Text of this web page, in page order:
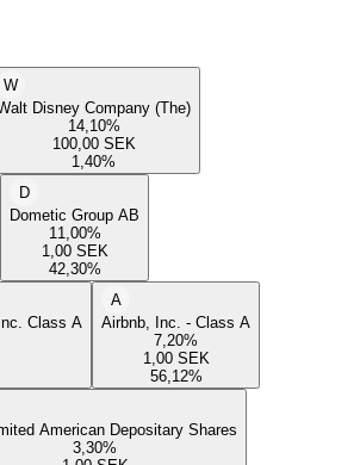
W
Disney Company (The)
14,10%
100,00 SEK
1,40%
D
Dometic Group AB
11,00%
1,00 SEK
42,30%
Class A
A
Airbnb, Inc. - Class A
7,20%
1,00 SEK
56,12%
American Depositary Shares
3,30%